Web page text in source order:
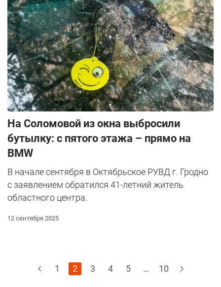
На Соломовой из окна выбросили
бутылку: с пятого этажа – прямо на
BMW
В начале сентября в Октябрьское РУВД г. Гродно
с заявлением обратился 41-летний житель
областного центра.
12 сентября 2025
1 2 3 4 5 … 10